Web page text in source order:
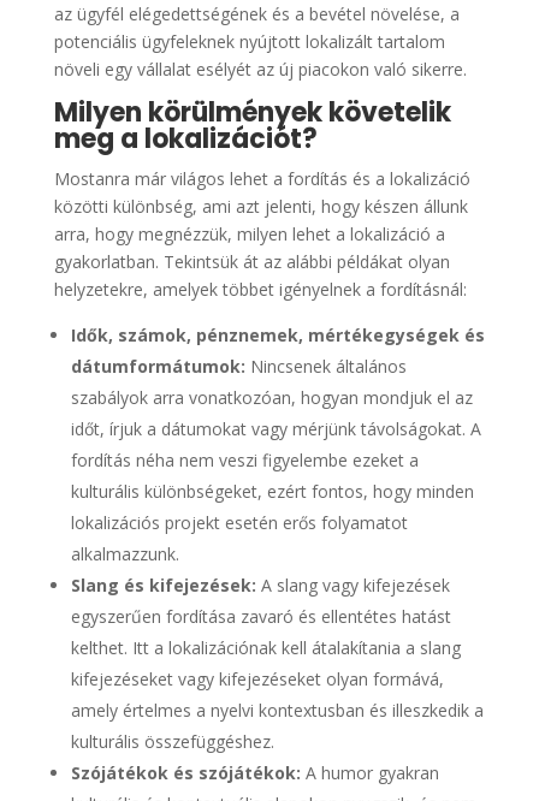
az ügyfél elégedettségének és a bevétel növelése, a
potenciális ügyfeleknek nyújtott lokalizált tartalom
növeli egy vállalat esélyét az új piacokon való sikerre.
Milyen körülmények követelik
meg a lokalizációt?
Mostanra már világos lehet a fordítás és a lokalizáció
közötti különbség, ami azt jelenti, hogy készen állunk
arra, hogy megnézzük, milyen lehet a lokalizáció a
gyakorlatban. Tekintsük át az alábbi példákat olyan
helyzetekre, amelyek többet igényelnek a fordításnál:
Idők, számok, pénznemek, mértékegységek és
dátumformátumok: Nincsenek általános
szabályok arra vonatkozóan, hogyan mondjuk el az
időt, írjuk a dátumokat vagy mérjünk távolságokat. A
fordítás néha nem veszi figyelembe ezeket a
kulturális különbségeket, ezért fontos, hogy minden
lokalizációs projekt esetén erős folyamatot
alkalmazzunk.
Slang és kifejezések: A slang vagy kifejezések
egyszerűen fordítása zavaró és ellentétes hatást
kelthet. Itt a lokalizációnak kell átalakítania a slang
kifejezéseket vagy kifejezéseket olyan formává,
amely értelmes a nyelvi kontextusban és illeszkedik a
kulturális összefüggéshez.
Szójátékok és szójátékok: A humor gyakran